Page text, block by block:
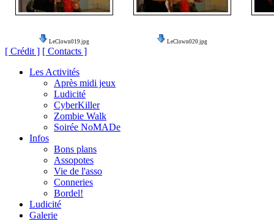
LeClown019.jpg LeClown020.jpg
[ Crédit ] [ Contacts ]
Les Activités
Après midi jeux
Ludicité
CyberKiller
Zombie Walk
Soirée NoMADe
Infos
Bons plans
Assopotes
Vie de l'asso
Conneries
Bordel!
Ludicité
Galerie